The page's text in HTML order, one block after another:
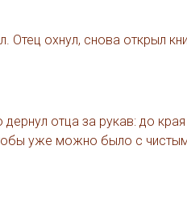
Отец охнул, снова открыл
отца за рукав: до
уже можно было с